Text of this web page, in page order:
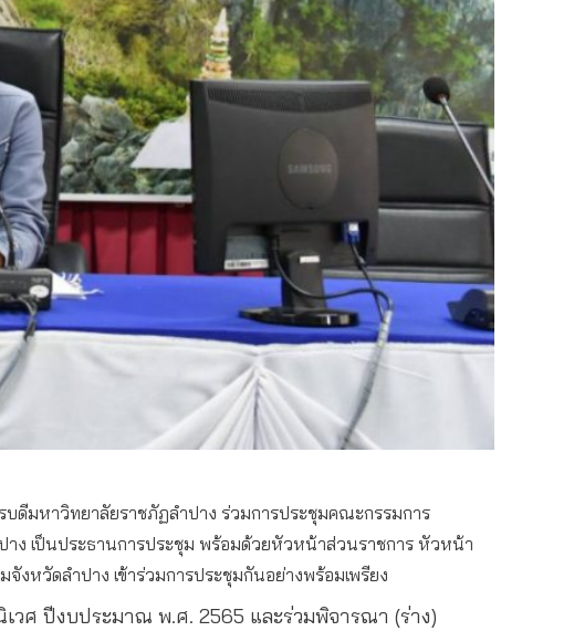
บดีมหาวิทยาลัยราชภัฏลำปาง ร่วมการประชุมคณะกรรมการ
าง เป็นประธานการประชุม พร้อมด้วยหัวหน้าส่วนราชการ หัวหน้า
หวัดลำปาง เข้าร่วมการประชุมกันอย่างพร้อมเพรียง
วศ ปีงบประมาณ พ.ศ. 2565 และร่วมพิจารณา (ร่าง)